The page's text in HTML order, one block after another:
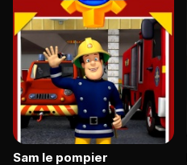
Sam le pompier